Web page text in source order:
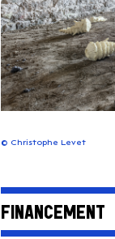
© Christophe Levet
FINANCEMENT